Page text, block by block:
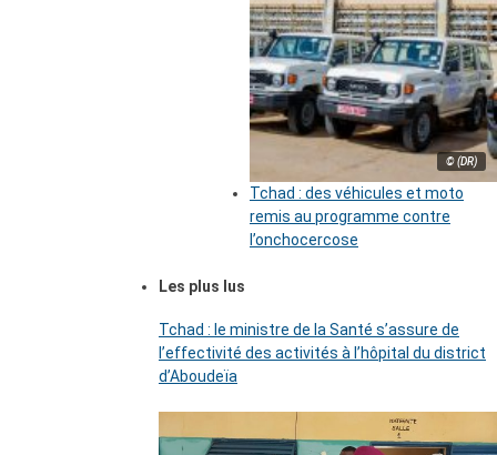
© (DR)
Tchad : des véhicules et moto
remis au programme contre
l’onchocercose
Les plus lus
Tchad : le ministre de la Santé s’assure de
l’effectivité des activités à l’hôpital du district
d’Aboudeïa